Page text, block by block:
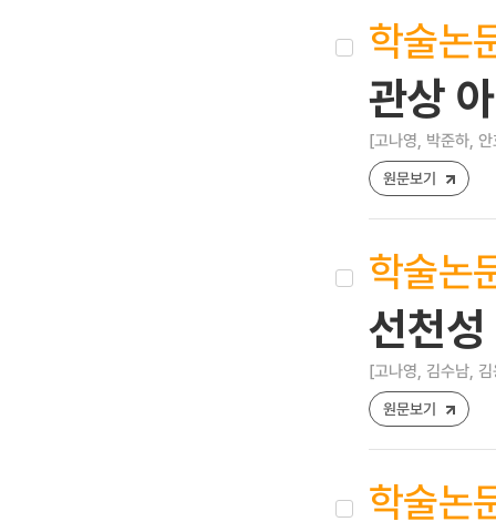
학술논
관상
[고나영, 박준하,
원문보기
학술논
선천
[고나영, 김수남,
원문보기
학술논